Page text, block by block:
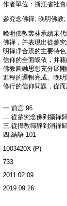
作者單位：浙江省社
參究念佛禪; 晚明佛教
晚明佛教叢林承續宋
佛禪，并表現出從參
明禪凈合流的主要特
信仰的全面皈依，并
佛教圓融思想充分展
進程的邏輯完成。晚
修行的信仰問題，從
一.前言 96
二.從參究念佛到攝禪
三.從攝教歸靜到消禪
四.結語 101
1003420X (P)
733
2011.02.09
2019.09.26